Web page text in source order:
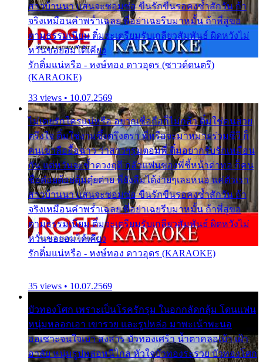
สาวบ้านนา แสนจะซอมซ่อ ขืนรักขืนรอคงช้ำสักวัน ถ้า
จริงเหมือนคำพร่ำเฉลย พี่อย่าเฉยรีบมาหมั้น ถ้าพี่สู่ขอ
ตามธรรมเนียม ติ๋มจะเตรียมรับเกลียวสัมพันธ์ ผิดหวังไม่
หวั่นขอยอมได้เคียง
รักติ๋มแน่หรือ - หงษ์ทอง ดาวอุดร (ซาวด์ดนตรี)
(KARAOKE)
33 views • 10.07.2569
ไม่เคยรักใครแน่หรือ อยากเชื่อถือก็ไม่กล้า ติ๋มใช่คนสวย
ตรึงใจ ติ๋มใช่งามซึ้งตรึงตรา พี่หรือจะมาหมายร่วมชีวี ก็
คนเขาลืออื้อฉาว ว่าสาวๆรุมตอมพี่ ติ๋มอยากรับรักเหมือน
กัน แต่หวั่นจะช้ำดวงฤดี กลัวแฟนของพี่ชี้หน้าด่าทอ ก็คน
ชื่อต๋อยต้อยตุ้มตุ๋ยต่าย พี่ยังลืมได้ง่ายๆเลยหนอ แค่ตัวเรา
สาวบ้านนา แสนจะซอมซ่อ ขืนรักขืนรอคงช้ำสักวัน ถ้า
จริงเหมือนคำพร่ำเฉลย พี่อย่าเฉยรีบมาหมั้น ถ้าพี่สู่ขอ
ตามธรรมเนียม ติ๋มจะเตรียมรับเกลียวสัมพันธ์ ผิดหวังไม่
หวั่นขอยอมได้เคียง
รักติ๋มแน่หรือ - หงษ์ทอง ดาวอุดร (KARAOKE)
35 views • 10.07.2569
บัวทองโศก เพราะเป็นโรครักรุม ในอกกลัดกลุ้ม โดนแฟน
หนุ่มหลอกเอา เขารวย และรูปหล่อ มาพะเน้าพะนอ
ออเซาะจนใจเบา สงสาร บัวทองเศร้า น้ำตาคลอเบ้า เฝ้า
อาลัย หนุ่มรูปหล่อหนีไกล หัวใจบัวทองระรวย บัวทองโศก